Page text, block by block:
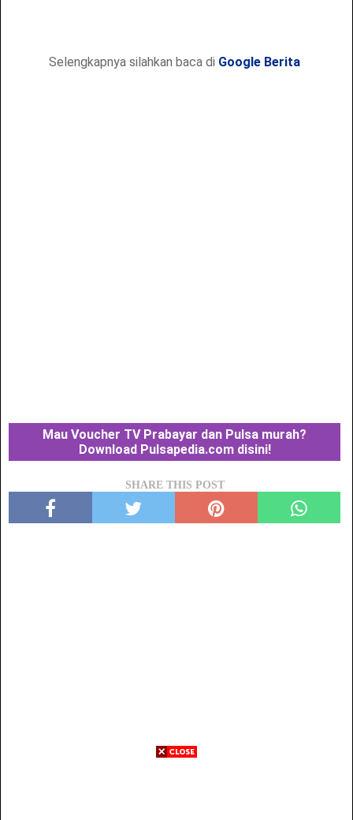
Selengkapnya silahkan baca di Google Berita
Mau Voucher TV Prabayar dan Pulsa murah?
Download Pulsapedia.com disini!
SHARE THIS POST